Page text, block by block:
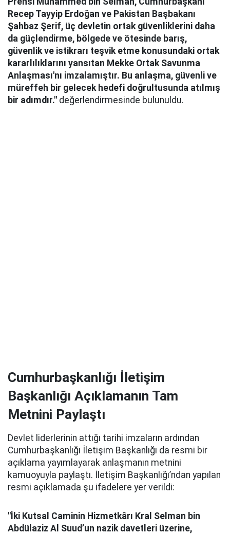
Recep Tayyip Erdoğan ve Pakistan Başbakanı
Şahbaz Şerif, üç devletin ortak güvenliklerini daha
da güçlendirme, bölgede ve ötesinde barış,
güvenlik ve istikrarı teşvik etme konusundaki ortak
kararlılıklarını yansıtan Mekke Ortak Savunma
Anlaşması'nı imzalamıştır. Bu anlaşma, güvenli ve
müreffeh bir gelecek hedefi doğrultusunda atılmış
bir adımdır." değerlendirmesinde bulunuldu.
Cumhurbaşkanlığı İletişim
Başkanlığı Açıklamanın Tam
Metnini Paylaştı
Devlet liderlerinin attığı tarihi imzaların ardından
Cumhurbaşkanlığı İletişim Başkanlığı da resmi bir
açıklama yayımlayarak anlaşmanın metnini
kamuoyuyla paylaştı. İletişim Başkanlığı’ndan yapılan
resmi açıklamada şu ifadelere yer verildi:
"İki Kutsal Caminin Hizmetkârı Kral Selman bin
Abdülaziz Al Suud’un nazik davetleri üzerine,